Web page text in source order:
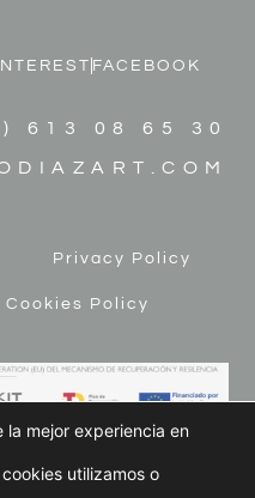
FACEBOOK
613 08 65 30
Privacy Policy
Cookies Policy
mejor experiencia en
utilizamos o